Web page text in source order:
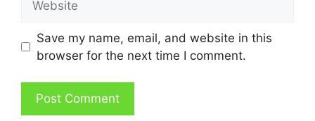
Save my name, email, and website in this
browser for the next time I comment.